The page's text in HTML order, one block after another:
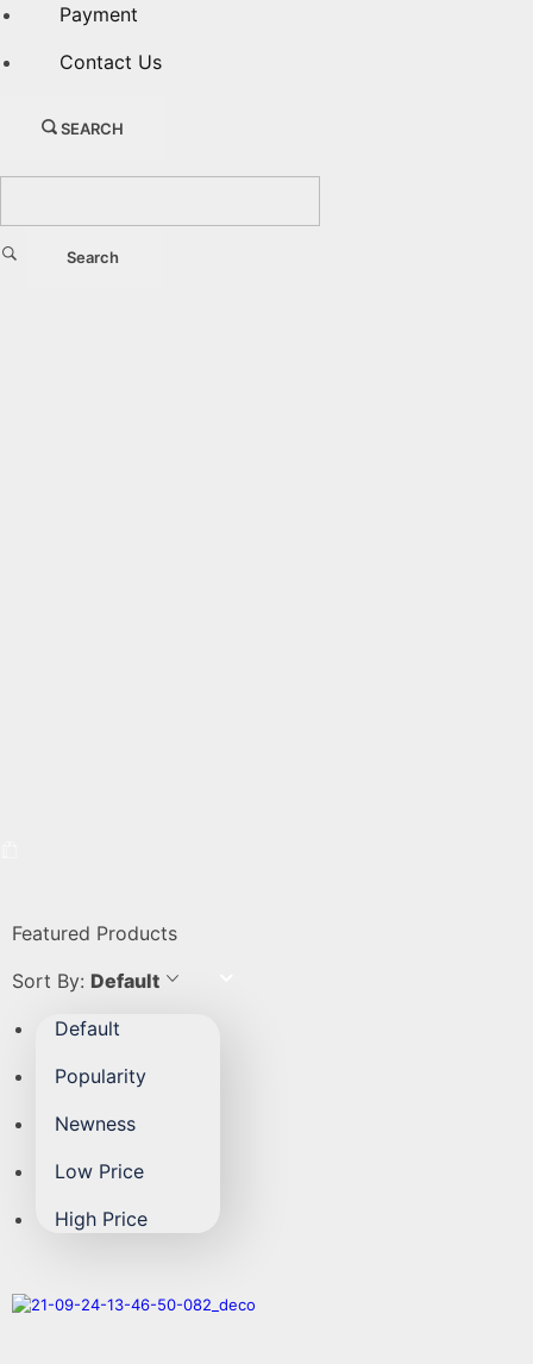
Payment
Contact Us
SEARCH
Featured Products
Sort By: Default
Default
Popularity
Newness
Low Price
High Price